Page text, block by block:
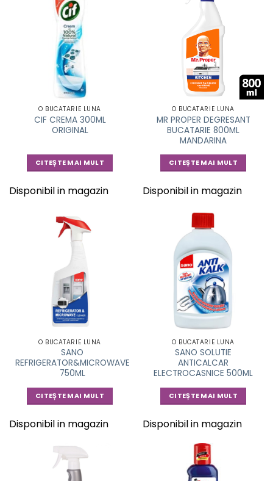
O BUCATARIE LUNA
CIF CREMA 300ML
ORIGINAL
CITEȘTE MAI MULT
Disponibil in magazin
O BUCATARIE LUNA
MR PROPER DEGRESANT
BUCATARIE 800ML
MANDARINA
CITEȘTE MAI MULT
Disponibil in magazin
O BUCATARIE LUNA
SANO
REFRIGERATOR&MICROWAVE
750ML
CITEȘTE MAI MULT
Disponibil in magazin
O BUCATARIE LUNA
SANO SOLUTIE
ANTICALCAR
ELECTROCASNICE 500ML
CITEȘTE MAI MULT
Disponibil in magazin